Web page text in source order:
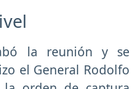
la reunión y se
el General Rodolfo